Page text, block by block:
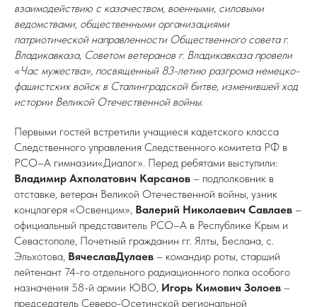
взаимодействию с казачеством, военными, силовыми
ведомствами, общественными организациями
патриотической направленности Общественного совета г.
Владикавказа, Советом ветеранов г. Владикавказа провели
«Час мужества», посвященный 83-летию разгрома немецко-
фашистских войск в Сталинградской битве, изменившей ход
истории Великой Отечественной войны.
Первыми гостей встретили учащиеся кадетского класса
Следственного управления Следственного комитета РФ в
РСО–А гимназии«Диалог». Перед ребятами выступили:
Владимир Ахполатович Карсанов – подполковник в
отставке, ветеран Великой Отечественной войны, узник
концлагеря «Освенцим», Валерий Николаевич Савлаев –
официальный представитель РСО–А в Республике Крым и
Севастополе, Почетный гражданин гг. Ялты, Беслана, с.
Эльхотова, ВячеславДулаев – командир роты, старший
лейтенант 74-го отдельного радиационного полка особого
назначения 58-й армии ЮВО, Игорь Кимович Золоев –
председатель Северо-Осетинской региональной